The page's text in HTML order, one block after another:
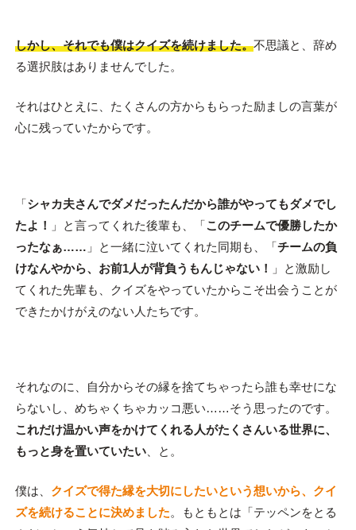
しかし、それでも僕はクイズを続けました。不思議と、辞め
る選択肢はありませんでした。
それはひとえに、たくさんの方からもらった励ましの言葉が
心に残っていたからです。
「シャカ夫さんでダメだったんだから誰がやってもダメでし
たよ！
」と言ってくれた後輩も、「このチームで優勝したか
ったなぁ…… 」と一緒に泣いてくれた同期も、「チームの負
けなんやから、お前1人が背負うもんじゃない！
」と激励し
てくれた先輩も、クイズをやっていたからこそ出会うことが
できたかけがえのない人たちです。
それなのに、自分からその縁を捨てちゃったら誰も幸せにな
らないし、めちゃくちゃカッコ悪い……そう思ったのです。
これだけ温かい声をかけてくれる人がたくさんいる世界に、
もっと身を置いていたい、と。
僕は、 クイズで得た縁を大切にしたいという想いから、クイ
ズを続けることに決めました。もともとは「テッペンをとる